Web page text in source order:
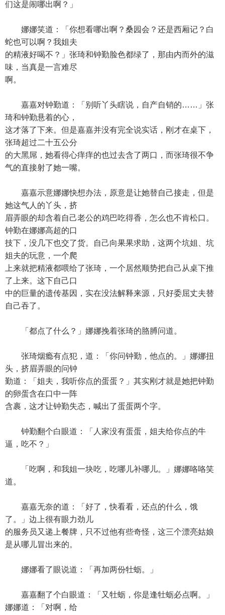
们这是闹哪出啊？」
娜娜笑道：「你想看哪出啊？桑园会？还是西厢记？白
蛇也可以啊？我姐夫
的精液好喝不？」张琦和钟勤脸色都绿了，那由内而外的滋
味，当真是一言难尽
啊。
嘉嘉对钟勤道：「别听丫头瞎说，自产自销的……」张
琦和钟勤悬着的心，
这才落了下来。但是嘉嘉并没有完全说实话，刚才在桌下，
张琦超过二十五公分
的大黑屌，她看得心痒痒的也过去含了两口，而张琦很不争
气的直接射了她一嘴。
嘉嘉示意娜娜快想办法，原意是让她替自己接走，但是
她这气人的丫头，挤
眉弄眼的却含着自己老公的鸡巴吃得香，怎么也不肯松口。
钟勤在娜娜高超的口
技下，没几下也交了货。自己向果果求助，这两个坑姐、坑
姐夫的玩意，一个爬
上来就把精液都喂给了张琦，一个居然顺势把自己从桌下推
了上来。这下自己口
中的巨量的遗传基因，实在没法解释来源，只好委屈丈夫替
自己吞了。
「都点了什么？」娜娜挽着张琦的胳膊问道。
张琦烟瘾有点犯，道：「你问钟勤，他点的。」娜娜扭
头，挤眉弄眼的问钟
勤道：「姐夫，我听你点的蛋蛋？」其实刚才就是她把钟勤
的卵蛋含在口中一阵
含裹，这才让钟勤失态，喊出了蛋蛋两个字。
钟勤翻个白眼道：「人家没有蛋蛋，姐夫给你点的牛
逼，吃不？」
「吃啊，和我姐一块吃，吃哪儿补哪儿。」娜娜咯咯笑
道。
嘉嘉无奈的道：「好了，快看看，还点的什么，饿
了。」边上很有眼力劲儿
的服务员又递上餐牌，只不过他有些奇怪，这三个漂亮姑娘
是从哪儿冒出来的。
娜娜看了眼说道：「再加两份牡蛎。」
嘉嘉翻了个白眼道：「又牡蛎，你是逢牡蛎必点啊。」
娜娜道：「对啊，给